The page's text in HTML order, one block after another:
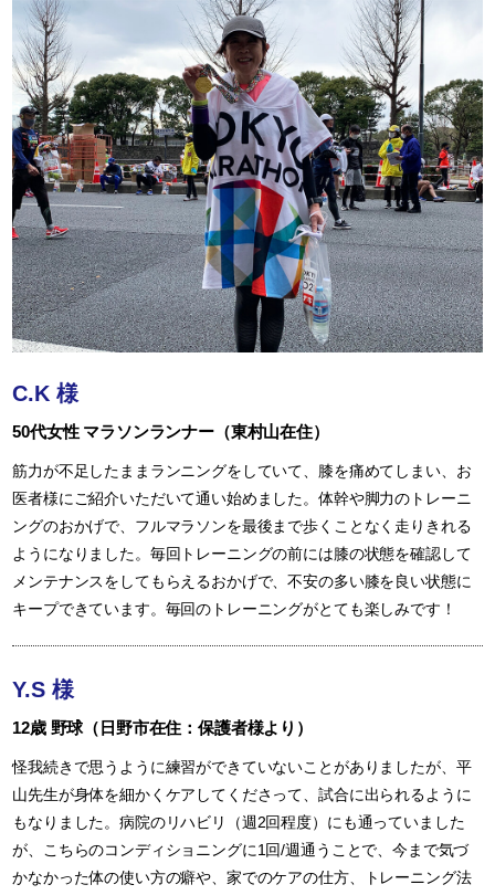
C.K 様
50代女性 マラソンランナー（東村山在住）
筋力が不足したままランニングをしていて、膝を痛めてしまい、お
医者様にご紹介いただいて通い始めました。体幹や脚力のトレーニ
ングのおかげで、フルマラソンを最後まで歩くことなく走りきれる
ようになりました。毎回トレーニングの前には膝の状態を確認して
メンテナンスをしてもらえるおかげで、不安の多い膝を良い状態に
キープできています。毎回のトレーニングがとても楽しみです！
Y.S 様
12歳 野球（日野市在住：保護者様より）
怪我続きで思うように練習ができていないことがありましたが、平
山先生が身体を細かくケアしてくださって、試合に出られるように
もなりました。病院のリハビリ（週2回程度）にも通っていました
が、こちらのコンディショニングに1回/週通うことで、今まで気づ
かなかった体の使い方の癖や、家でのケアの仕方、トレーニング法